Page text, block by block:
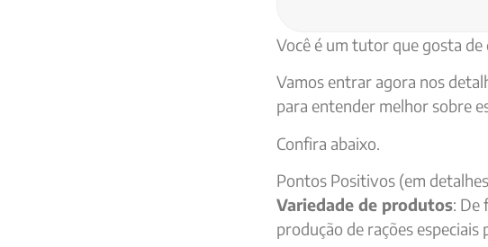
Você é um tutor que gosta de
Vamos entrar agora nos
para entender melhor sobre
Confira abaixo.
Pontos Positivos (em
Variedade de produtos: De
produção de rações especiais